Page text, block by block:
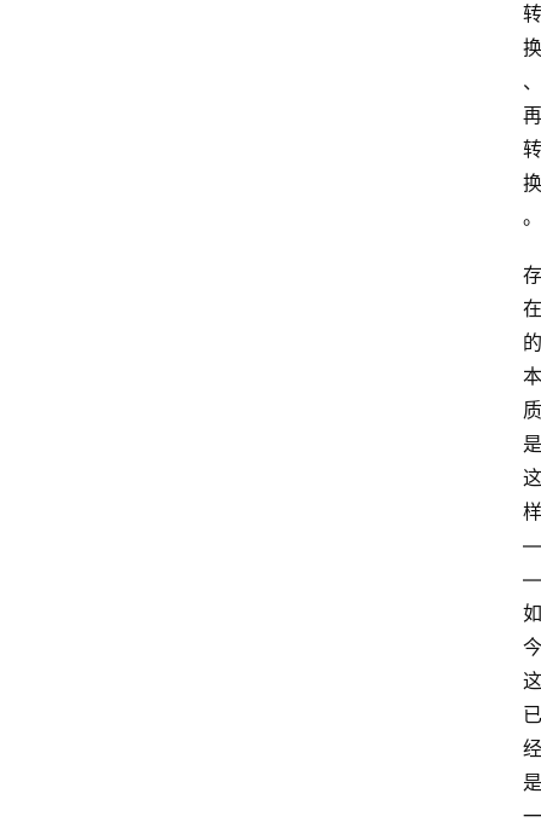
转
换
、
再
转
换
。
存
在
的
本
质
是
这
样
—
—
如
今
这
已
经
是
一